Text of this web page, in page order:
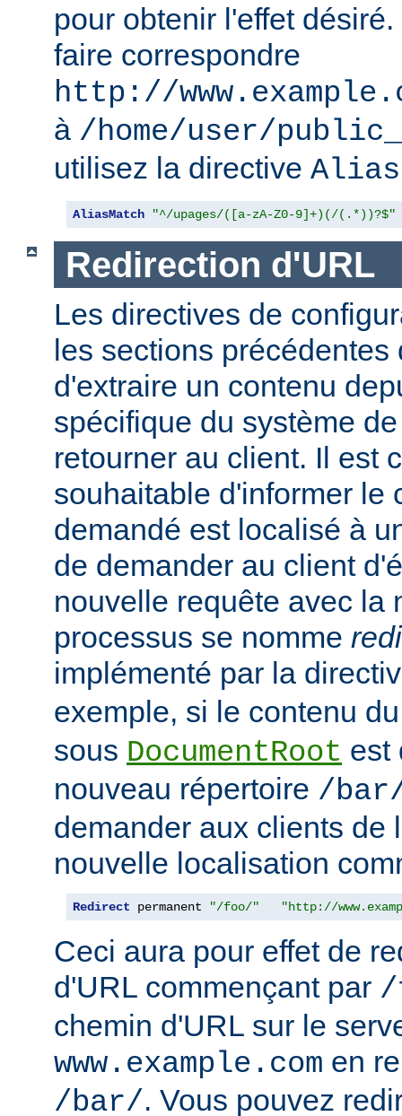
pour obtenir l'effet
faire correspondre
http://
à /home/user/
utilisez la directive
AliasMatch "^/upages/([a-zA-Z0-9]+)(/(.*))?$"
Redirection d'URL
Les directives de
les sections précédentes
d'extraire un contenu
spécifique du système
retourner au client. Il est
souhaitable d'informer le
demandé est localisé à
de demander au client
nouvelle requête avec la
processus se nomme
implémenté par la
exemple, si le contenu
sous DocumentRoot est
nouveau répertoire /
demander aux clients de
nouvelle localisation
Redirect permanent "/foo/" "http://
Ceci aura pour effet de
d'URL commençant par /
chemin d'URL sur le
www.example.com en
/bar/. Vous pouvez